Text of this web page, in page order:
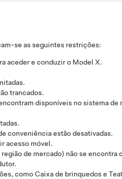
se as seguintes restrições:
aceder e conduzir o Model X.
trancados.
disponíveis no sistema de
conveniência estão desativadas.
acesso móvel.
de mercado) não se encontra
como Caixa de brinquedos e